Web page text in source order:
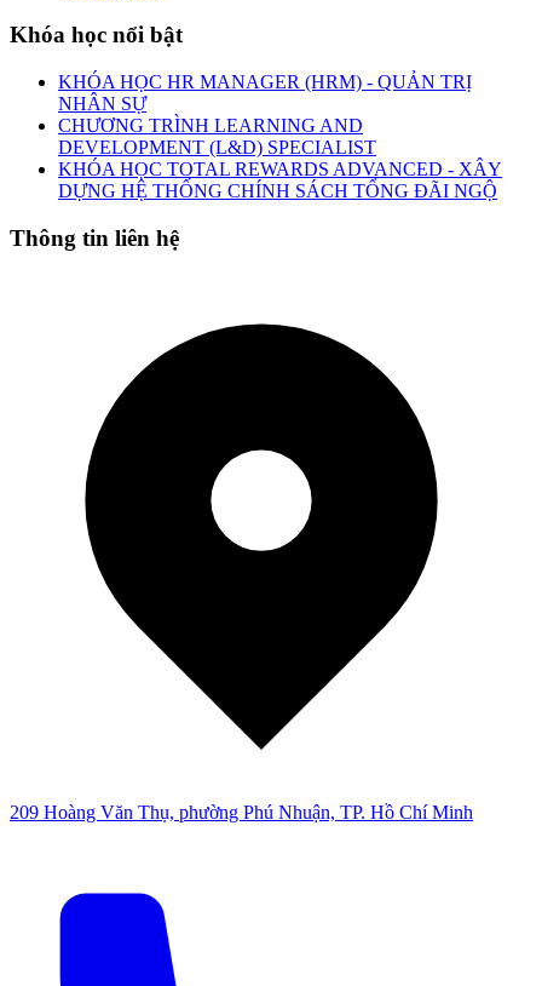
Khóa học nổi bật
KHÓA HỌC HR MANAGER (HRM) - QUẢN TRỊ
NHÂN SỰ
CHƯƠNG TRÌNH LEARNING AND
DEVELOPMENT (L&D) SPECIALIST
KHÓA HỌC TOTAL REWARDS ADVANCED - XÂY
DỰNG HỆ THỐNG CHÍNH SÁCH TỔNG ĐÃI NGỘ
Thông tin liên hệ
209 Hoàng Văn Thụ, phường Phú Nhuận, TP. Hồ Chí Minh